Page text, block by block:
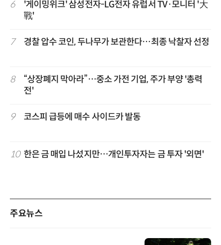
6
'게이밍위크' 삼성전자-LG전자 유럽서 TV·모니터 '大
戰'
7 경찰 압수 코인, 두나무가 보관한다…최종 낙찰자 선정
8
“상장폐지 막아라”…중소 가전 기업, 주가 부양 '총력
전'
9 코스피 급등에 매수 사이드카 발동
10 한은 금 매입 나섰지만…개인투자자는 금 투자 '외면'
주요뉴스